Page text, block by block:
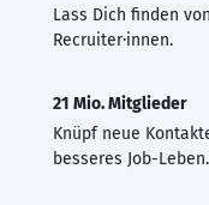
Lass Dich finden
Recruiter·innen.
21 Mio. Mitglieder
Knüpf neue
besseres Job-Leben.